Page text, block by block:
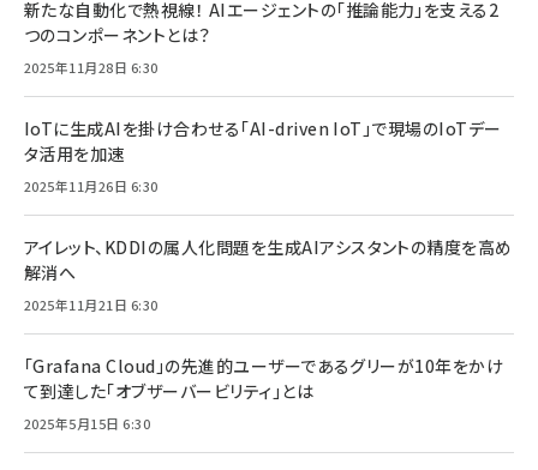
新たな自動化で熱視線！ AIエージェントの「推論能力」を支える2
つのコンポーネントとは？
2025年11月28日 6:30
IoTに生成AIを掛け合わせる「AI-driven IoT」で現場のIoTデー
タ活用を加速
2025年11月26日 6:30
アイレット、KDDIの属人化問題を生成AIアシスタントの精度を高め
解消へ
2025年11月21日 6:30
「Grafana Cloud」の先進的ユーザーであるグリーが10年をかけ
て到達した「オブザーバービリティ」とは
2025年5月15日 6:30